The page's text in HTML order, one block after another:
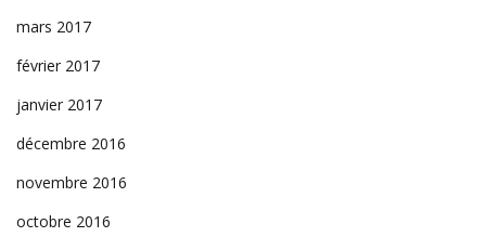
mars 2017
février 2017
janvier 2017
décembre 2016
novembre 2016
octobre 2016